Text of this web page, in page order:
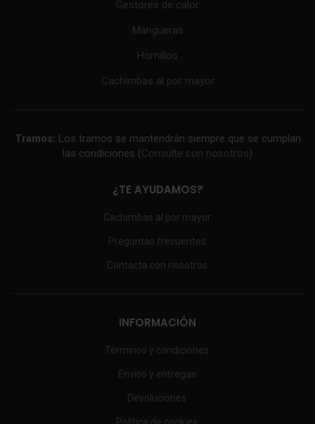
Gestores de calor
Mangueras
Hornillos
Cachimbas al por mayor
Tramos: Los tramos se mantendrán siempre que se cumplan
las condiciones (Consulte con nosotros)
¿TE AYUDAMOS?
Cachimbas al por mayor
Preguntas frecuentes
Contacta con nosotros
INFORMACIÓN
Términos y condiciones
Envíos y entregas
Devoluciones
Política de cookies